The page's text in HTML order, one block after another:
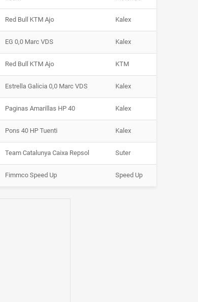
Red Bull KTM Ajo Kalex
EG 0,0 Marc VDS Kalex
Red Bull KTM Ajo KTM
Estrella Galicia 0,0 Marc VDS Kalex
Paginas Amarillas HP 40 Kalex
Pons 40 HP Tuenti Kalex
Team Catalunya Caixa Repsol Suter
Fimmco Speed Up Speed Up